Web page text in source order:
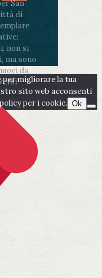
San
di
non si
ma sono
da
migliorare la tua
sito web acconsenti
per i cookie. Ok